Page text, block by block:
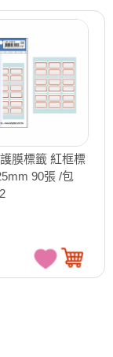
膜標籤 紅框標
90張 /包